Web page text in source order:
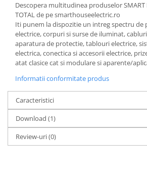
Descopera multitudinea produselor SMART
TOTAL de pe smarthouseelectric.ro
Iti punem la dispozitie un intreg spectru de
electrice, corpuri si surse de iluminat,
aparatura de protectie, tablouri electrice,
electrica, conectica si accesorii electrice,
atat clasice cat si modulare si aparente/
Informatii conformitate produs
Caracteristici
Download (1)
Review-uri(0)